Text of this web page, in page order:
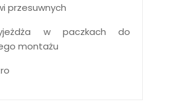
przesuwnych
w paczkach do
montażu